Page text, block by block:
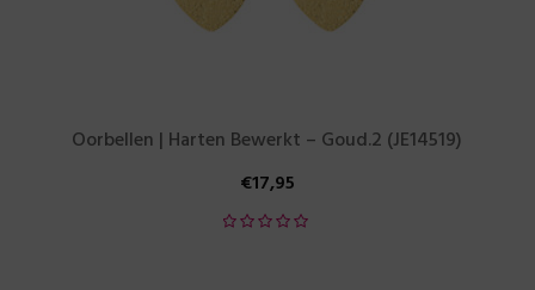
Oorbellen | Harten Bewerkt – Goud.2 (JE14519)
€17,95